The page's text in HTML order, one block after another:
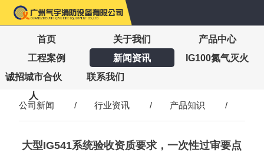
首页 关于我们
产品中心
工程案例
新闻资讯
IG100氮气灭火
诚招城市合伙
人
联系我们
公司新闻 / 行业资讯 / 产品知识 /
大型IG541系统验收资质要求，一次性过审要点